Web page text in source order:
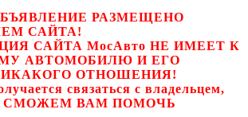
РАЗМЕЩЕНО
САЙТА!
САЙТА МосАвто НЕ ИМЕЕТ К
АВТОМОБИЛЮ И ЕГО
ОТНОШЕНИЯ!
связаться с владельцем,
СМОЖЕМ ВАМ ПОМОЧЬ